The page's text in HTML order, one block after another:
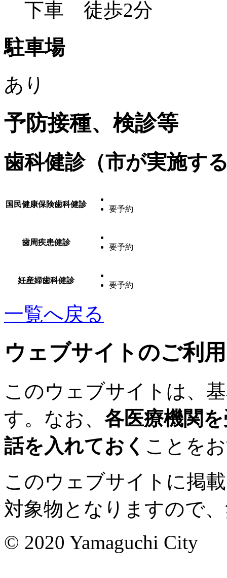
下車 徒歩2分
駐車場
あり
予防接種、検診等
歯科健診（市が実施す
国民健康保険歯科健診
要予約
歯周疾患健診
要予約
妊産婦歯科健診
要予約
一覧へ戻る
ウェブサイトのご利
このウェブサイトは、
す。なお、 各医療機関
話を入れておく ことを
このウェブサイトに掲
対象物となりますので
© 2020 Yamaguchi City